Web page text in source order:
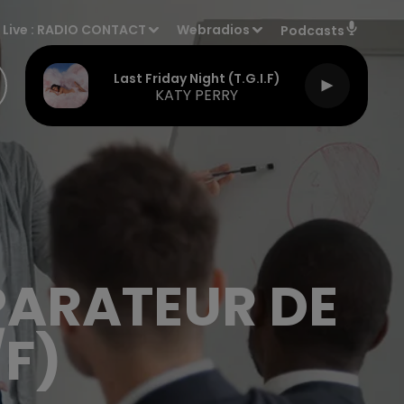
Live : RADIO CONTACT Webradios Podcasts
Last Friday Night (t.g.i.f)
KATY PERRY
DE